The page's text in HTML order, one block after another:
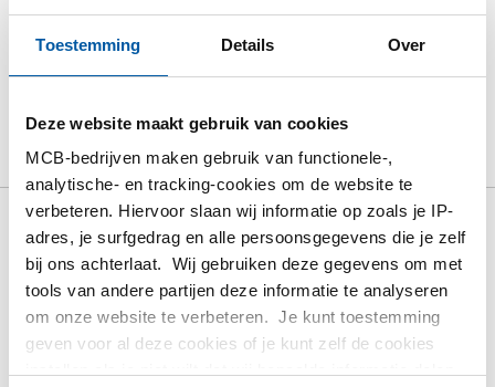
Toestemming Details Over
Deze website maakt gebruik van cookies
MCB-bedrijven maken gebruik van functionele-,
analytische- en tracking-cookies om de website te
verbeteren. Hiervoor slaan wij informatie op zoals je IP-
adres, je surfgedrag en alle persoonsgegevens die je zelf
bij ons achterlaat. Wij gebruiken deze gegevens om met
tools van andere partijen deze informatie te analyseren
om onze website te verbeteren. Je kunt toestemming
geven voor al deze cookies of je kunt zelf de cookies
Product Product omschrijving Bruto prijslijst
Downloads Specificaties
Bruto prijslijst: Rvs 1.4404
(316L) blank passing h11
zeskant
Prijzen in Euro per: 1 KG